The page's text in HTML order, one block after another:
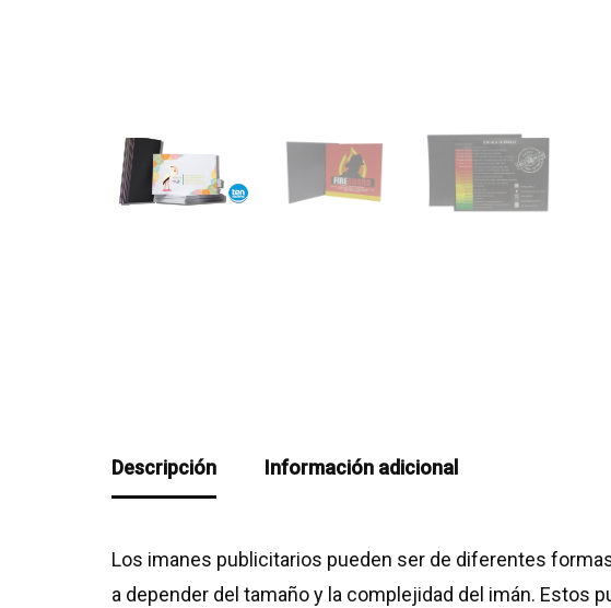
Descripción Información adicional
Los imanes publicitarios pueden ser de diferentes
a depender del tamaño y la complejidad del imán. Estos